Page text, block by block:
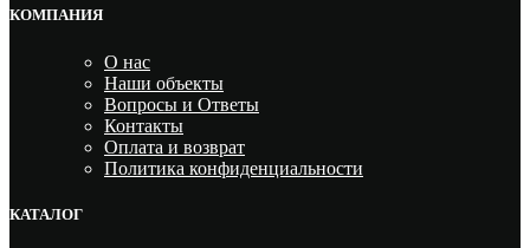
КОМПАНИЯ
О нас
Наши объекты
Вопросы и Ответы
Контакты
Оплата и возврат
Политика конфиденциальности
КАТАЛОГ